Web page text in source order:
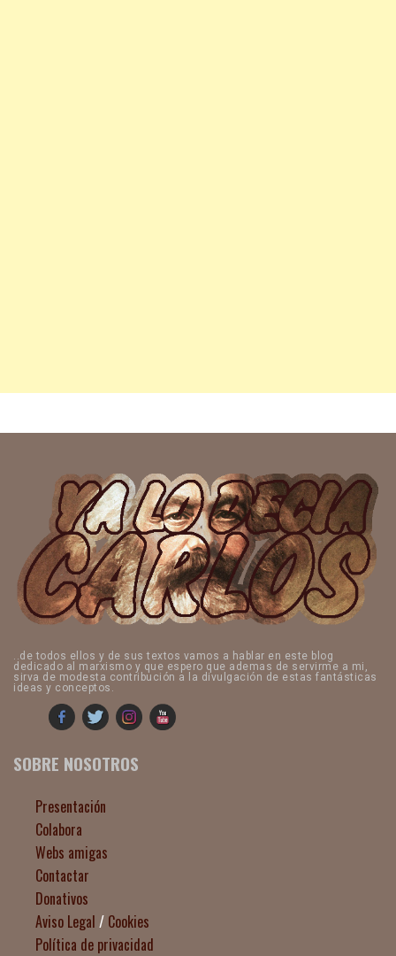
..de todos ellos y de sus textos vamos a hablar en este blog
dedicado al marxismo y que espero que ademas de servirme a mi,
sirva de modesta contribución a la divulgación de estas fantásticas
ideas y conceptos.
SOBRE NOSOTROS
Presentación
Colabora
Webs amigas
Contactar
Donativos
Aviso Legal / Cookies
Política de privacidad